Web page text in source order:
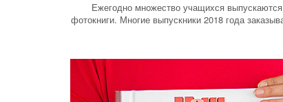
Ежегодно множество учащихся
фотокниги. Многие выпускники 2018 года